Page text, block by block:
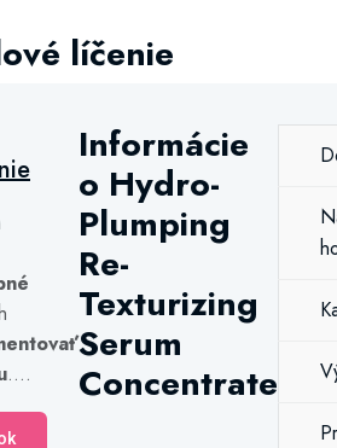
líčenie
....
Informácie
o Hydro-
Plumping
Re-
Texturizing
Serum
Concentrate